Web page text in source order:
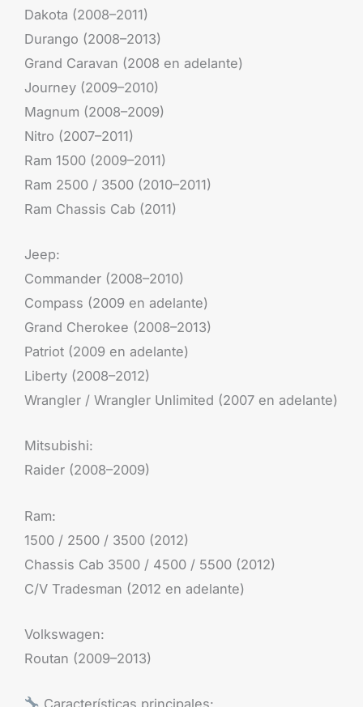
Dakota (2008–2011)
Durango (2008–2013)
Grand Caravan (2008 en adelante)
Journey (2009–2010)
Magnum (2008–2009)
Nitro (2007–2011)
Ram 1500 (2009–2011)
Ram 2500 / 3500 (2010–2011)
Ram Chassis Cab (2011)
Jeep:
Commander (2008–2010)
Compass (2009 en adelante)
Grand Cherokee (2008–2013)
Patriot (2009 en adelante)
Liberty (2008–2012)
Wrangler / Wrangler Unlimited (2007 en adelante)
Mitsubishi:
Raider (2008–2009)
Ram:
1500 / 2500 / 3500 (2012)
Chassis Cab 3500 / 4500 / 5500 (2012)
C/V Tradesman (2012 en adelante)
Volkswagen:
Routan (2009–2013)
Características principales: